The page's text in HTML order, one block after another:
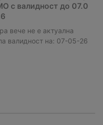
с валидност до 07.0
вече не е актуална
валидност на: 07-05-26